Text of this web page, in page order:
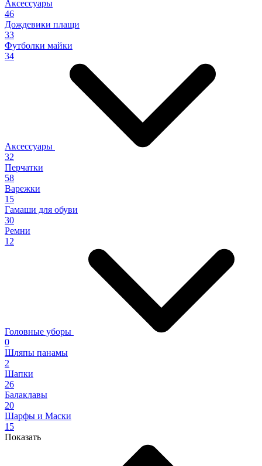
Аксессуары
46
Дождевики плащи
33
Футболки майки
34
Аксессуары
32
Перчатки
58
Варежки
15
Гамаши для обуви
30
Ремни
12
Головные уборы
0
Шляпы панамы
2
Шапки
26
Балаклавы
20
Шарфы и Маски
15
Показать